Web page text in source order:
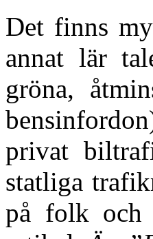
Det finns
annat lär
gröna,
privat
statliga
på folk och